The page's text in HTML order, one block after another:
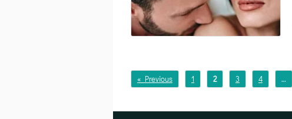
« Previous 1 2 3 4 …